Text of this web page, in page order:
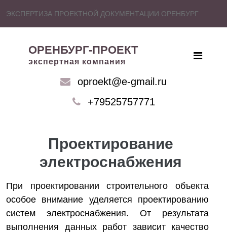
ЭКСПЕРТИЗА ПРОЕКТНОЙ ДОКУМЕНТАЦИИ ОРЕНБУРГ
ОРЕНБУРГ-ПРОЕКТ
экспертная компания
oproekt@e-gmail.ru
+79525757771
Проектирование
электроснабжения
При проектировании строительного объекта
особое внимание уделяется проектированию
систем электроснабжения. От результата
выполнения данных работ зависит качество